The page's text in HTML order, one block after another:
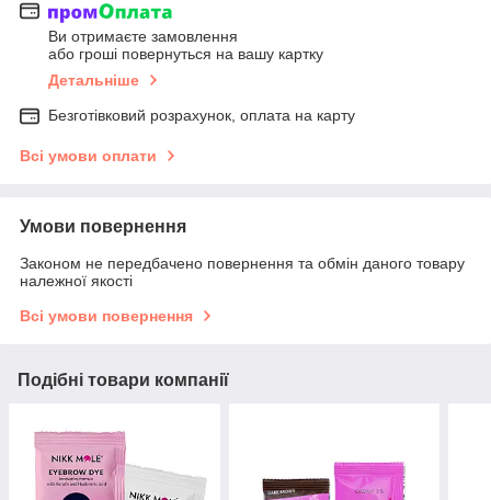
Ви отримаєте замовлення
або гроші повернуться на вашу картку
Детальніше
Безготівковий розрахунок, оплата на карту
Всі умови оплати
Умови повернення
Законом не передбачено повернення та обмін даного товару
належної якості
Всі умови повернення
Подібні товари компанії